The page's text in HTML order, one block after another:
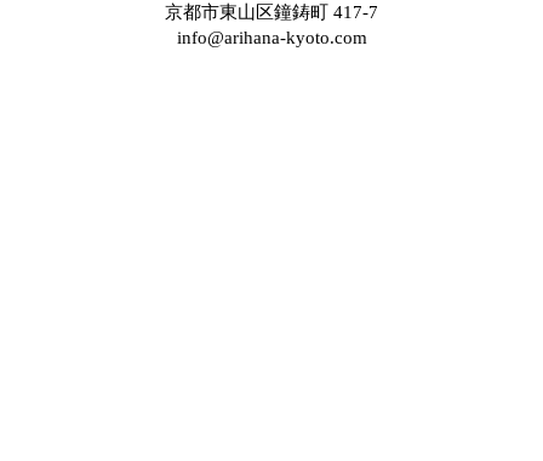
京都市東山区鐘鋳町 417-7
info@arihana-kyoto.com